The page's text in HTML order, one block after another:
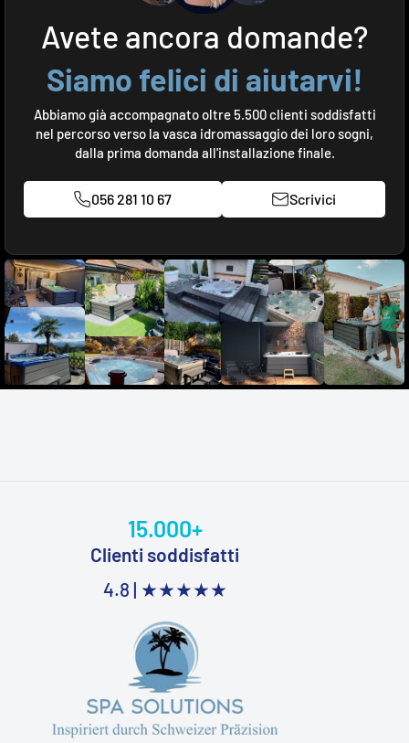
Avete ancora domande?
Siamo felici di aiutarvi!
Abbiamo già accompagnato oltre 5.500 clienti soddisfatti
nel percorso verso la vasca idromassaggio dei loro sogni,
dalla prima domanda all'installazione finale.
056 281 10 67 Scrivici
15.000+
Clienti soddisfatti
4.8 | ★★★★★